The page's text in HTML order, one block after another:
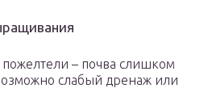
– почва слишком
слабый дренаж или